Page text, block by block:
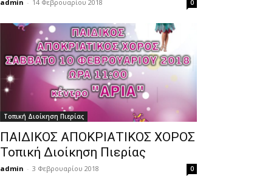
admin - 14 Φεβρουαρίου 2018 0
Τοπική Διοίκηση Πιερίας
ΠΑΙΔΙΚΟΣ ΑΠΟΚΡΙΑΤΙΚΟΣ ΧΟΡΟΣ
Τοπική Διοίκηση Πιερίας
admin - 3 Φεβρουαρίου 2018 0